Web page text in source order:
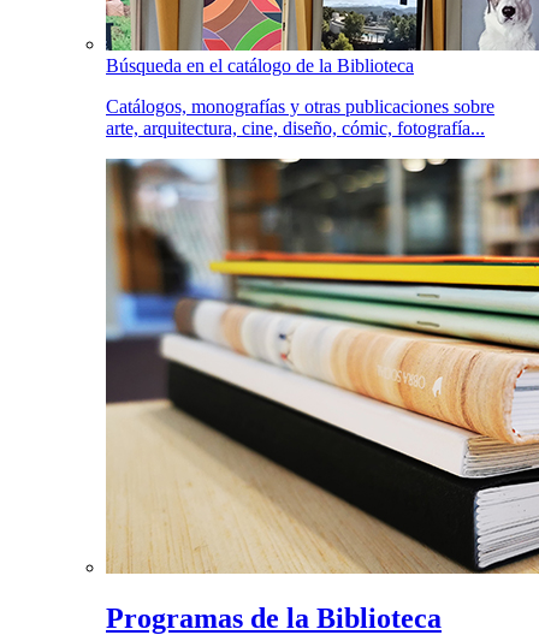
Búsqueda en el catálogo de la Biblioteca
Catálogos, monografías y otras publicaciones sobre
arte, arquitectura, cine, diseño, cómic, fotografía...
Programas de la Biblioteca